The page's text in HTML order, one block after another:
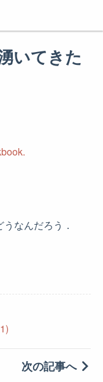
いてきた
なんだろう．
次の記事へ